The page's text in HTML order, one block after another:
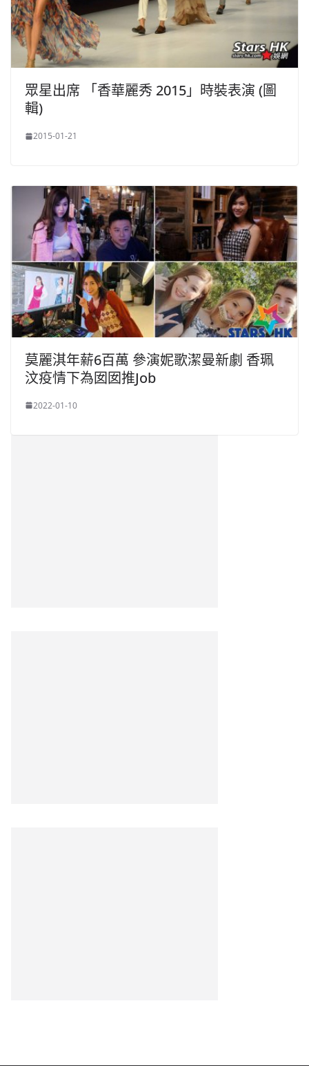
眾星出席 「香華麗秀 2015」時裝表演 (圖
輯)
2015-01-21
莫麗淇年薪6百萬 參演妮歌潔曼新劇 香珮
汶疫情下為囡囡推Job
2022-01-10